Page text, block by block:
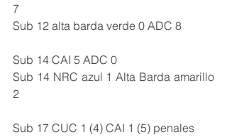
7
Sub 12 alta barda verde 0 ADC 8
Sub 14 CAI 5 ADC 0
Sub 14 NRC azul 1 Alta Barda amarillo
2
Sub 17 CUC 1 (4) CAI 1 (5) penales